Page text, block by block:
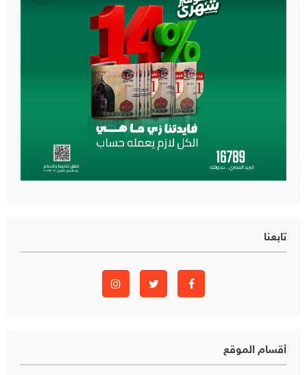
تابعنا
أقسام الموقع